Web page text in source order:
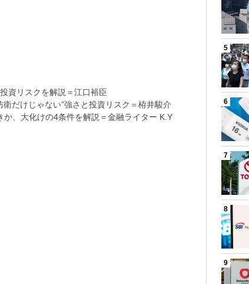
資リスクを解説＝江口裕臣
だけじゃない”強さと投資リスク＝栫井駿介
、大化けの4条件を解説＝金融ライター K.Y